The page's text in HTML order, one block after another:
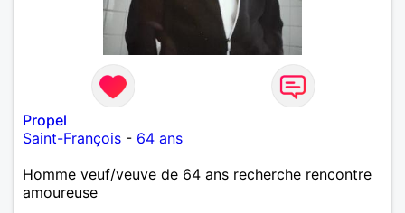
Propel
Saint-François - 64 ans
Homme veuf/veuve de 64 ans recherche rencontre
amoureuse